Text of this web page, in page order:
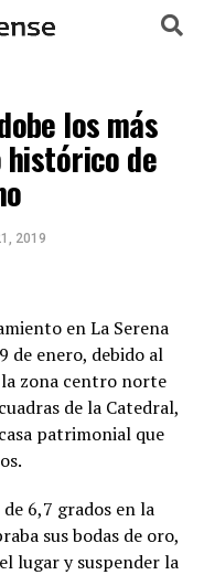
los más
histórico de
2019
en La Serena
de enero, debido al
zona centro norte
de la Catedral,
patrimonial que
6,7 grados en la
sus bodas de oro,
lugar y suspender la